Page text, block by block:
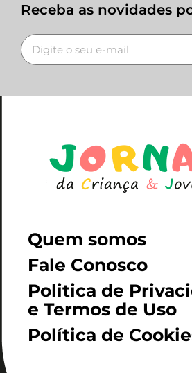
Receba as novidades
Quem somos
Fale Conosco
Politica de
e Termos de Uso
Política de